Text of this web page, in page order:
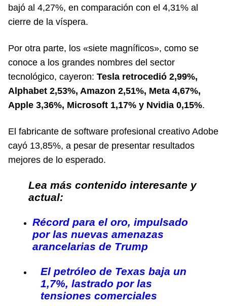
bajó al 4,27%, en comparación con el 4,31% al
cierre de la víspera.
Por otra parte, los «siete magníficos», como se
conoce a los grandes nombres del sector
tecnológico, cayeron: Tesla retrocedió 2,99%,
Alphabet 2,53%, Amazon 2,51%, Meta 4,67%,
Apple 3,36%, Microsoft 1,17% y Nvidia 0,15%.
El fabricante de software profesional creativo Adobe
cayó 13,85%, a pesar de presentar resultados
mejores de lo esperado.
Lea más contenido interesante y
actual:
Récord para el oro, impulsado
por las nuevas amenazas
arancelarias de Trump
El petróleo de Texas baja un
1,7%, lastrado por las
tensiones comerciales